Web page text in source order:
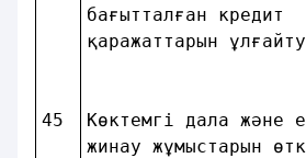
45
бағытталған
қаражаттарын
Көктемгi дала және
жинау жұмыстарын